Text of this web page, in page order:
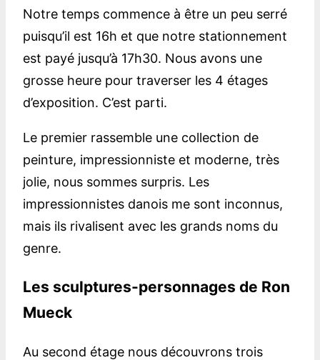
Notre temps commence à être un peu serré
puisqu’il est 16h et que notre stationnement
est payé jusqu’à 17h30. Nous avons une
grosse heure pour traverser les 4 étages
d’exposition. C’est parti.
Le premier rassemble une collection de
peinture, impressionniste et moderne, très
jolie, nous sommes surpris. Les
impressionnistes danois me sont inconnus,
mais ils rivalisent avec les grands noms du
genre.
Les sculptures-personnages de Ron
Mueck
Au second étage nous découvrons trois